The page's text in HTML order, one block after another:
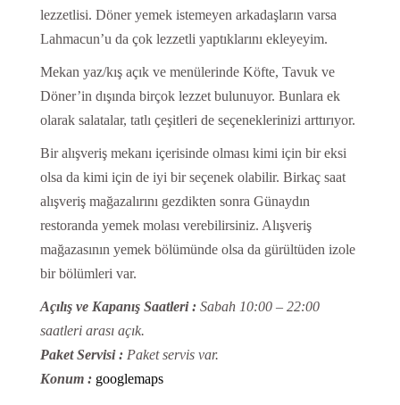
lezzetlisi. Döner yemek istemeyen arkadaşların varsa
Lahmacun’u da çok lezzetli yaptıklarını ekleyeyim.
Mekan yaz/kış açık ve menülerinde Köfte, Tavuk ve
Döner’in dışında birçok lezzet bulunuyor. Bunlara ek
olarak salatalar, tatlı çeşitleri de seçeneklerinizi arttırıyor.
Bir alışveriş mekanı içerisinde olması kimi için bir eksi
olsa da kimi için de iyi bir seçenek olabilir. Birkaç saat
alışveriş mağazalırını gezdikten sonra Günaydın
restoranda yemek molası verebilirsiniz. Alışveriş
mağazasının yemek bölümünde olsa da gürültüden izole
bir bölümleri var.
Açılış ve Kapanış Saatleri :Sabah 10:00 – 22:00
saatleri arası açık.
Paket Servisi :Paket servis var.
Konum : googlemaps